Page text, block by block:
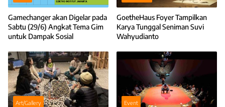
Gamechanger akan Digelar pada
Sabtu (29/6) Angkat Tema Gim
untuk Dampak Sosial
GoetheHaus Foyer Tampilkan
Karya Tunggal Seniman Suvi
Wahyudianto
Art/Gallery Event